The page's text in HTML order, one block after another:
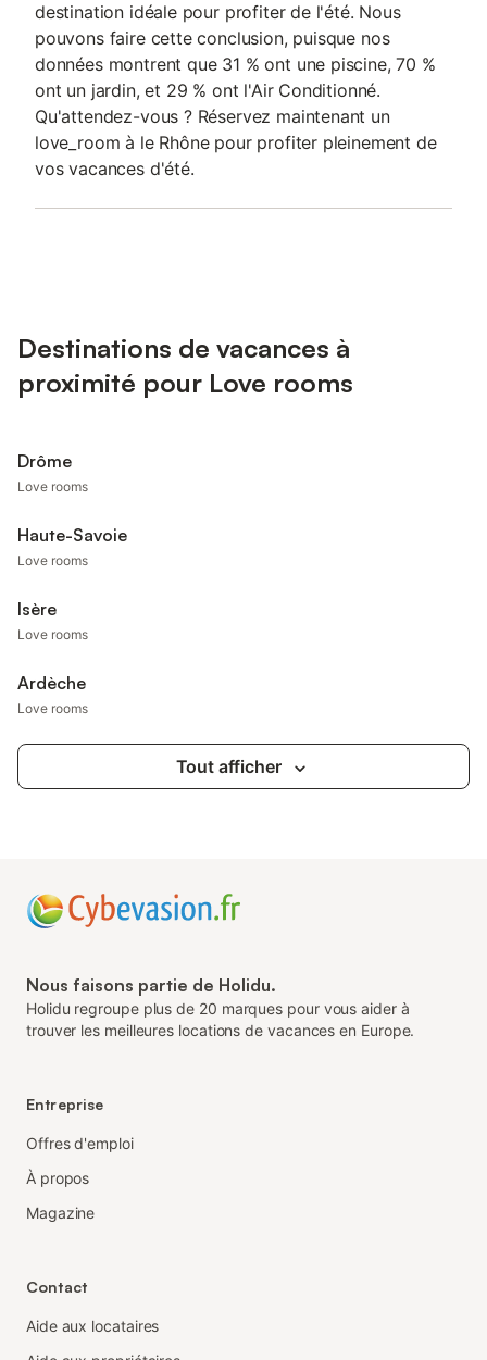
destination idéale pour profiter de l'été. Nous
pouvons faire cette conclusion, puisque nos
données montrent que 31 % ont une piscine, 70 %
ont un jardin, et 29 % ont l'Air Conditionné.
Qu'attendez-vous ? Réservez maintenant un
love_room à le Rhône pour profiter pleinement de
vos vacances d'été.
Destinations de vacances à
proximité pour Love rooms
Drôme
Love rooms
Haute-Savoie
Love rooms
Isère
Love rooms
Ardèche
Love rooms
Tout afficher
Nous faisons partie de Holidu.
Holidu regroupe plus de 20 marques pour vous aider à
trouver les meilleures locations de vacances en Europe.
Entreprise
Offres d'emploi
À propos
Magazine
Contact
Aide aux locataires